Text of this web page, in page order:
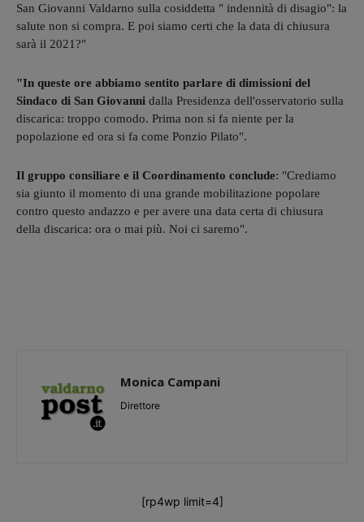
San Giovanni Valdarno sulla cosiddetta " indennità di disagio": la
salute non si compra. E poi siamo certi che la data di chiusura
sarà il 2021?"
"In queste ore abbiamo sentito parlare di dimissioni del
Sindaco di San Giovanni dalla Presidenza dell'osservatorio sulla
discarica: troppo comodo. Prima non si fa niente per la
popolazione ed ora si fa come Ponzio Pilato".
Il gruppo consiliare e il Coordinamento conclude: "Crediamo
sia giunto il momento di una grande mobilitazione popolare
contro questo andazzo e per avere una data certa di chiusura
della discarica: ora o mai più. Noi ci saremo".
Monica Campani
Direttore
[rp4wp limit=4]